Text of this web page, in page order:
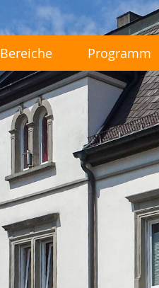
Bereiche Programm